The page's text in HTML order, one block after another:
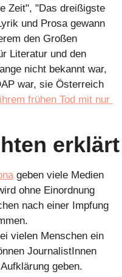
Zeit", "Das dreißigste
und Prosa gewann
den Großen
Literatur und den
nicht bekannt war,
war, sie Österreich
frühen Tod mit nur
erklärt
geben viele Medien
ohne Einordnung
nach einer Impfung
vielen Menschen ein
JournalistInnen
geben.